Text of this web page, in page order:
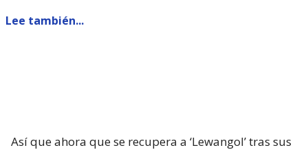
Lee también...
Así que ahora que se recupera a ‘Lewangol’ tras sus